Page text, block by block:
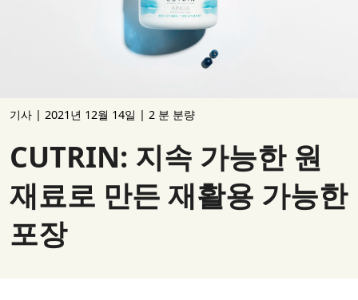
기사 | 2021년 12월 14일 | 2 분 분량
CUTRIN: 지속 가능한 원
재료로 만든 재활용 가능한
포장